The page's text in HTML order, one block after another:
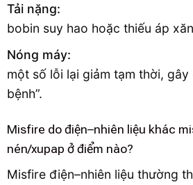
Tải nặng:
bobin suy hao hoặc thiếu áp
Nóng máy:
một số lỗi lại giảm tạm thời,
bệnh”.
Misfire do điện–nhiên liệu khác
nén/xupap ở điểm nào?
Misfire điện–nhiên liệu thường